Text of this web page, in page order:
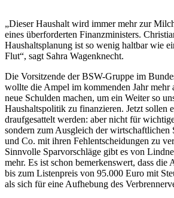
„Dieser Haushalt wird immer mehr zur
eines überforderten Finanzministers.
Haushaltsplanung ist so wenig haltbar wie
Flut“, sagt Sahra Wagenknecht.
Die Vorsitzende der BSW-Gruppe im
wollte die Ampel im kommenden Jahr
neue Schulden machen, um ein Weiter so
Haushaltspolitik zu finanzieren. Jetzt sollen
draufgesattelt werden: aber nicht für
sondern zum Ausgleich der wirtschaftlichen
und Co. mit ihren Fehlentscheidungen zu
Sinnvolle Sparvorschläge gibt es von
mehr. Es ist schon bemerkenswert, dass
bis zum Listenpreis von 95.000 Euro mit
als sich für eine Aufhebung des